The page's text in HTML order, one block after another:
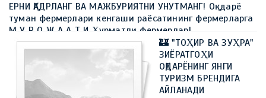
ЕРНИ ҚАДРЛАНГ ВА МАЖБУРИЯТНИ УНУТМАНГ! Оқдарё
туман фермерлари кенгаши раёсатининг фермерларга
М У Р О Ж А А Т И Ҳурматли фермерлар!
🏰 "ТОҲИР ВА ЗУҲРА"
ЗИЁРАТГОҲИ
ОҚДАРЁНИНГ ЯНГИ
ТУРИЗМ БРЕНДИГА
АЙЛАНАДИ